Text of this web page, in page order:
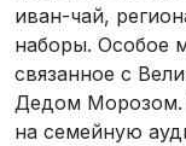
иван-чай,
наборы. Особое
связанное с
Дедом Морозом.
на семейную